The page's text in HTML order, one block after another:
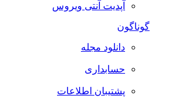
آپدیت آنتی ویروس
گوناگون
دانلود مجله
حسابداری
پشتیبان اطلاعات